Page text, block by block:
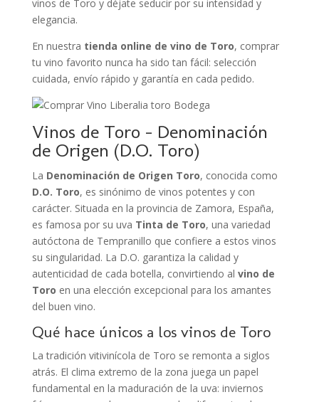
vinos de Toro y déjate seducir por su intensidad y
elegancia.
En nuestra tienda online de vino de Toro, comprar
tu vino favorito nunca ha sido tan fácil: selección
cuidada, envío rápido y garantía en cada pedido.
Vinos de Toro – Denominación
de Origen (D.O. Toro)
La Denominación de Origen Toro, conocida como
D.O. Toro, es sinónimo de vinos potentes y con
carácter. Situada en la provincia de Zamora, España,
es famosa por su uva Tinta de Toro, una variedad
autóctona de Tempranillo que confiere a estos vinos
su singularidad. La D.O. garantiza la calidad y
autenticidad de cada botella, convirtiendo al vino de
Toro en una elección excepcional para los amantes
del buen vino.
Qué hace únicos a los vinos de Toro
La tradición vitivinícola de Toro se remonta a siglos
atrás. El clima extremo de la zona juega un papel
fundamental en la maduración de la uva: inviernos